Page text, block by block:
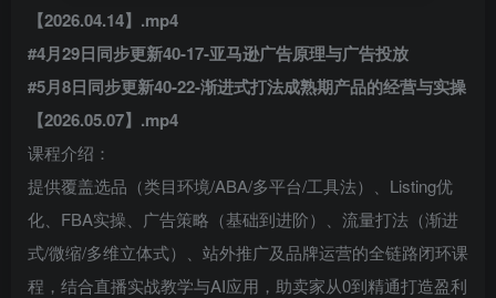
【2026.04.14】.mp4
#4月29日同步更新40-17-亚马逊广告原理与广告投放
#5月8日同步更新40-22-渐进式打法成熟期产品的经营与实操
【2026.05.07】.mp4
课程介绍：
提供覆盖选品（类目环境/ABA/多平台/工具法）、Listing优
化、FBA实操、广告策略（基础到进阶）、流量打法（渐进
式/微缩/多维立体式）、站外推广及品牌运营的全链路闭环课
程，结合直播实战教学与AI应用，助卖家从0到精通打造盈利